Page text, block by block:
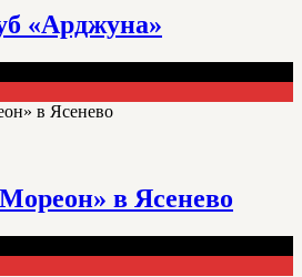
«Арджуна»
в Ясенево